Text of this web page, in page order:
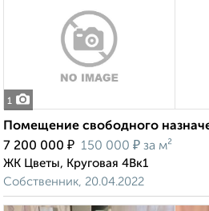
1
Помещение свободного
7 200 000 ₽ 150 000 ₽ за м²
ЖК Цветы, Круговая 4Вк1
Собственник, 20.04.2022